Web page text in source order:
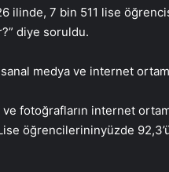
ilinde, 7 bin 511 lise
diye soruldu.
sanal medya ve internet
fotoğrafların internet
öğrencilerininyüzde